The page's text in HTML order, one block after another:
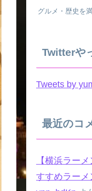
グルメ・歴史を
Twitterや
Tweets by
最近のコ
【横浜ラー
すすめラー